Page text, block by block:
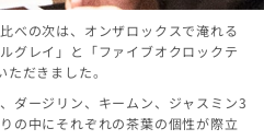
べの次は、オンザロックスで淹れる
グレイ」と「ファイブオクロックテ
だきました。
ダージリン、キームン、ジャスミン3
の中にそれぞれの茶葉の個性が際立